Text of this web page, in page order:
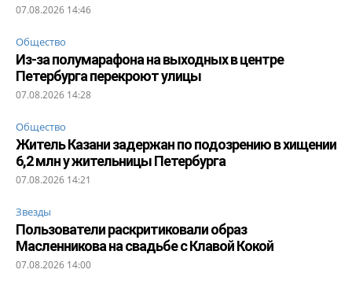
07.08.2026 14:46
Общество
Из-за полумарафона на выходных в центре
Петербурга перекроют улицы
07.08.2026 14:28
Общество
Житель Казани задержан по подозрению в хищении
6,2 млн у жительницы Петербурга
07.08.2026 14:21
Звезды
Пользователи раскритиковали образ
Масленникова на свадьбе с Клавой Кокой
07.08.2026 14:00